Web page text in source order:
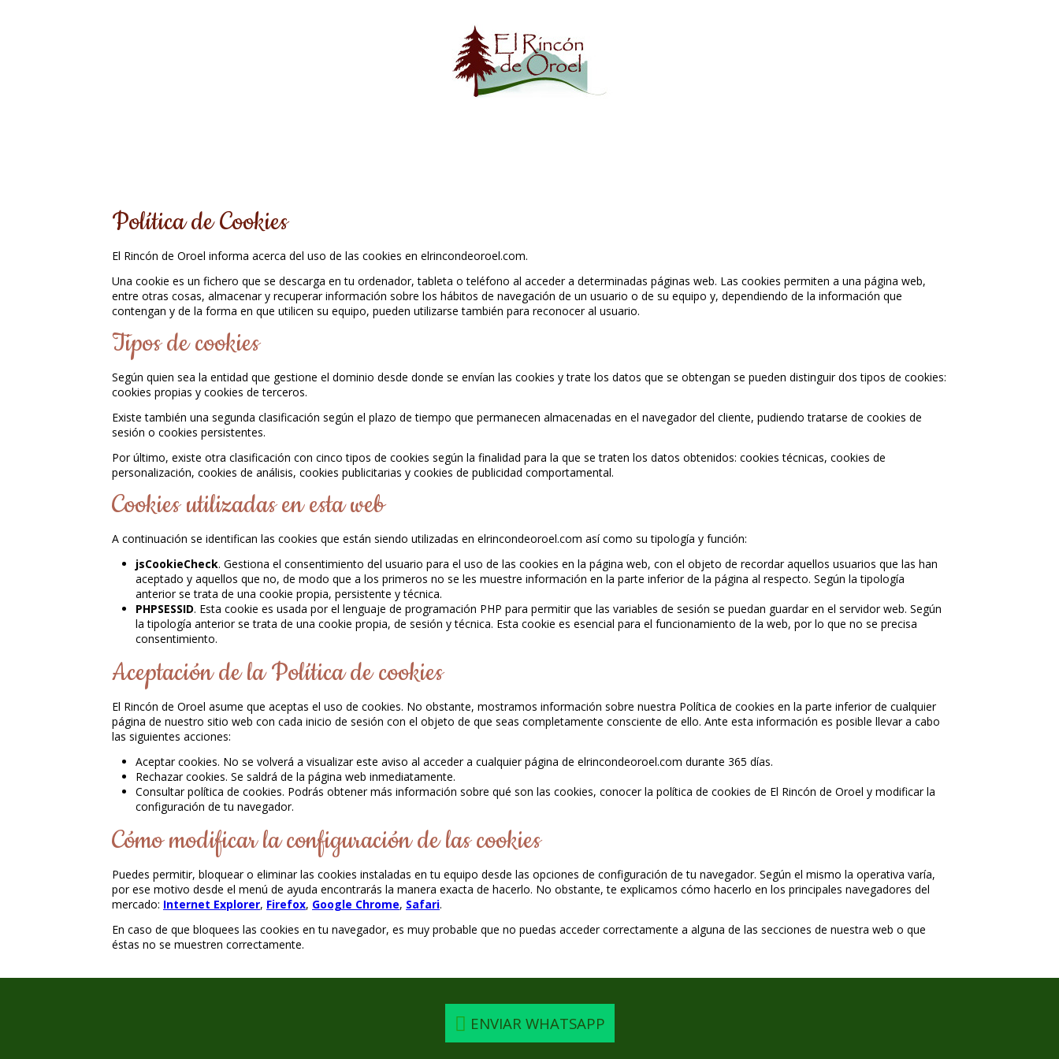
Política de Cookies
El Rincón de Oroel informa acerca del uso de las cookies en elrincondeoroel.com.
Una cookie es un fichero que se descarga en tu ordenador, tableta o teléfono al acceder a determinadas páginas web. Las cookies permiten a una página web,
entre otras cosas, almacenar y recuperar información sobre los hábitos de navegación de un usuario o de su equipo y, dependiendo de la información que
contengan y de la forma en que utilicen su equipo, pueden utilizarse también para reconocer al usuario.
Tipos de cookies
Según quien sea la entidad que gestione el dominio desde donde se envían las cookies y trate los datos que se obtengan se pueden distinguir dos tipos de cookies:
cookies propias y cookies de terceros.
Existe también una segunda clasificación según el plazo de tiempo que permanecen almacenadas en el navegador del cliente, pudiendo tratarse de cookies de
sesión o cookies persistentes.
Por último, existe otra clasificación con cinco tipos de cookies según la finalidad para la que se traten los datos obtenidos: cookies técnicas, cookies de
personalización, cookies de análisis, cookies publicitarias y cookies de publicidad comportamental.
Cookies utilizadas en esta web
A continuación se identifican las cookies que están siendo utilizadas en elrincondeoroel.com así como su tipología y función:
jsCookieCheck. Gestiona el consentimiento del usuario para el uso de las cookies en la página web, con el objeto de recordar aquellos usuarios que las han
aceptado y aquellos que no, de modo que a los primeros no se les muestre información en la parte inferior de la página al respecto. Según la tipología
anterior se trata de una cookie propia, persistente y técnica.
PHPSESSID. Esta cookie es usada por el lenguaje de programación PHP para permitir que las variables de sesión se puedan guardar en el servidor web. Según
la tipología anterior se trata de una cookie propia, de sesión y técnica. Esta cookie es esencial para el funcionamiento de la web, por lo que no se precisa
consentimiento.
Aceptación de la Política de cookies
El Rincón de Oroel asume que aceptas el uso de cookies. No obstante, mostramos información sobre nuestra Política de cookies en la parte inferior de cualquier
página de nuestro sitio web con cada inicio de sesión con el objeto de que seas completamente consciente de ello. Ante esta información es posible llevar a cabo
las siguientes acciones:
Aceptar cookies. No se volverá a visualizar este aviso al acceder a cualquier página de elrincondeoroel.com durante 365 días.
Rechazar cookies. Se saldrá de la página web inmediatamente.
Consultar política de cookies. Podrás obtener más información sobre qué son las cookies, conocer la política de cookies de El Rincón de Oroel y modificar la
configuración de tu navegador.
Cómo modificar la configuración de las cookies
Puedes permitir, bloquear o eliminar las cookies instaladas en tu equipo desde las opciones de configuración de tu navegador. Según el mismo la operativa varía,
por ese motivo desde el menú de ayuda encontrarás la manera exacta de hacerlo. No obstante, te explicamos cómo hacerlo en los principales navegadores del
mercado: Internet Explorer, Firefox, Google Chrome, Safari.
En caso de que bloquees las cookies en tu navegador, es muy probable que no puedas acceder correctamente a alguna de las secciones de nuestra web o que
éstas no se muestren correctamente.
ENVIAR WHATSAPP